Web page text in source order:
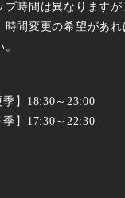
時間は異なりますが
間変更の希望があれ
季】18:30～23:00
季】17:30～22:30